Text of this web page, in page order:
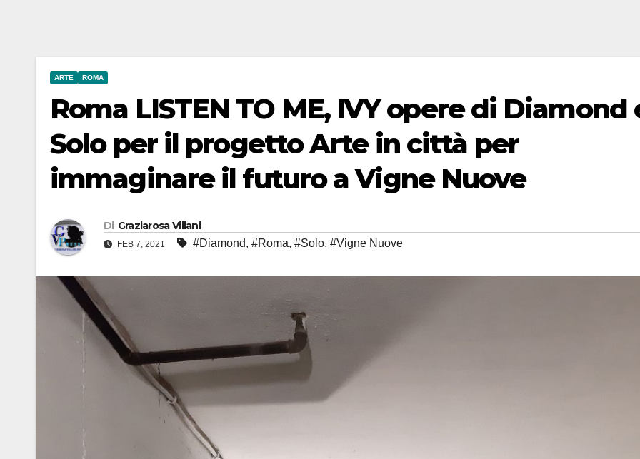
ARTE ROMA
Roma LISTEN TO ME, IVY opere di Diamond
Solo per il progetto Arte in città per
immaginare il futuro a Vigne Nuove
Di Graziarosa Villani
FEB 7, 2021 #Diamond, #Roma, #Solo, #Vigne Nuove